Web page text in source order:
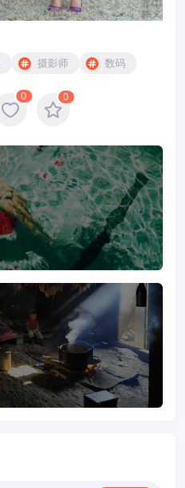
摄影师 数码
0 0